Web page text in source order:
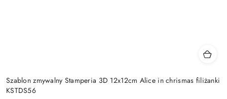
Szablon zmywalny Stamperia 3D 12x12cm Alice in chrismas filiżanki
KSTDS56